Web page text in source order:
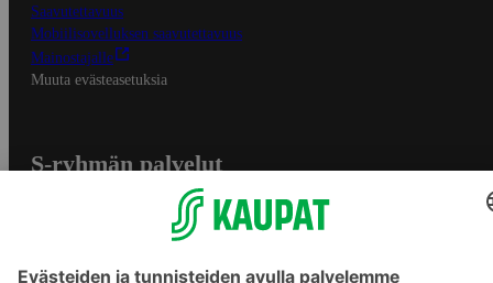
Saavutettavuus
Mobiilisovelluksen saavutettavuus
Mainostajalle
Muuta evästeasetuksia
S-ryhmän palvelut
Yhteishyvä Ruoka -sovellus